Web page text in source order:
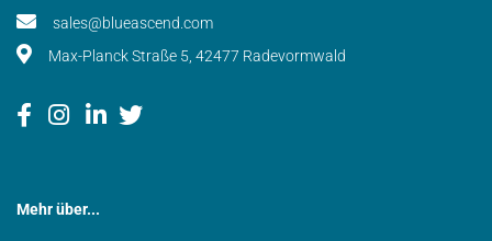
sales@blueascend.com
Max-Planck Straße 5, 42477 Radevormwald
Mehr über...